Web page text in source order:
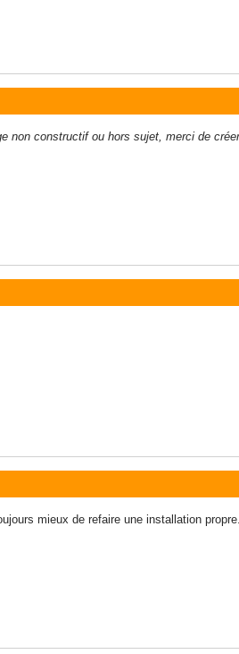
non constructif ou hors sujet, merci de
mieux de refaire une installation propre.